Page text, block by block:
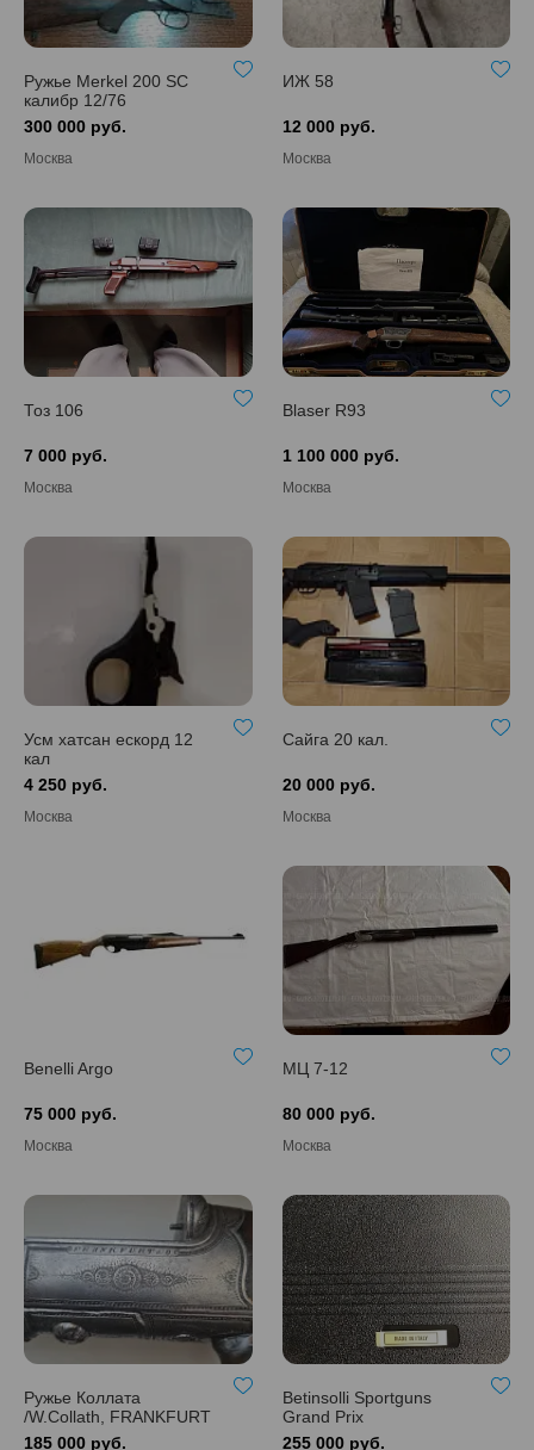
Ружье Merkel 200 SC
калибр 12/76
300 000 руб.
Москва
ИЖ 58
12 000 руб.
Москва
Тоз 106
7 000 руб.
Москва
Blaser R93
1 100 000 руб.
Москва
Усм хатсан ескорд 12
кал
4 250 руб.
Москва
Сайга 20 кал.
20 000 руб.
Москва
Benelli Argo
75 000 руб.
Москва
МЦ 7-12
80 000 руб.
Москва
Ружье Коллата
/W.Collath, FRANKFURT
a,O/
185 000 руб.
Betinsolli Sportguns
Grand Prix
255 000 руб.